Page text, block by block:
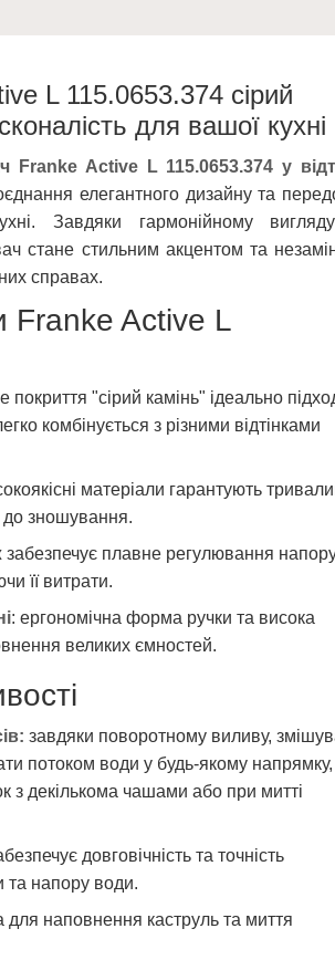
L 115.0653.374 сірий
для вашої кухні
Franke Active L 115.0653.374 у
елегантного дизайну та
Завдяки гармонійному
стане стильним акцентом та
справах.
Franke Active L
покриття "сірий камінь" ідеально
комбінується з різними відтінками
матеріали гарантують
до зношування.
забезпечує плавне регулювання
її витрати.
: ергономічна форма ручки та висока
великих ємностей.
завдяки поворотному виливу,
потоком води у будь-якому
з декількома чашами або при митті
довговічність та точність
та напору води.
для наповнення каструль та миття